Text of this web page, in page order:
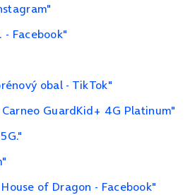
Facebook"
obal - TikTok"
GuardKid+ 4G Platinum"
of Dragon - Facebook"